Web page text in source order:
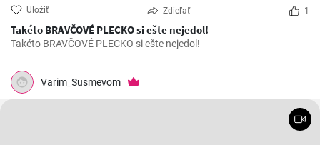
Uložiť Zdieľať 1
Takéto BRAVČOVÉ PLECKO si ešte nejedol!
Takéto BRAVČOVÉ PLECKO si ešte nejedol!
Varim_Susmevom